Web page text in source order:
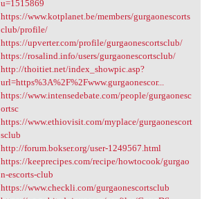
u=1515869
https://www.kotplanet.be/members/gurgaonescorts
club/profile/
https://upverter.com/profile/gurgaonescortsclub/
https://rosalind.info/users/gurgaonescortsclub/
http://thoitiet.net/index_showpic.asp?
url=https%3A%2F%2Fwww.gurgaonescor...
https://www.intensedebate.com/people/gurgaonesc
ortsc
https://www.ethiovisit.com/myplace/gurgaonescort
sclub
http://forum.bokser.org/user-1249567.html
https://keeprecipes.com/recipe/howtocook/gurgao
n-escorts-club
https://www.checkli.com/gurgaonescortsclub